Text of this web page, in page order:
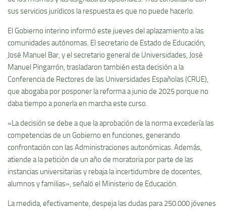
sus servicios jurídicos la respuesta es que no puede hacerlo.
El Gobierno interino informó este jueves del aplazamiento a las
comunidades autónomas. El secretario de Estado de Educación,
José Manuel Bar, y el secretario general de Universidades, José
Manuel Pingarrón, trasladaron también esta decisión a la
Conferencia de Rectores de las Universidades Españolas (CRUE),
que abogaba por posponer la reforma a junio de 2025 porque no
daba tiempo a ponerla en marcha este curso.
«La decisión se debe a que la aprobación de la norma excedería las
competencias de un Gobierno en funciones, generando
confrontación con las Administraciones autonómicas. Además,
atiende a la petición de un año de moratoria por parte de las
instancias universitarias y rebaja la incertidumbre de docentes,
alumnos y familias», señaló el Ministerio de Educación.
La medida, efectivamente, despeja las dudas para 250.000 jóvenes